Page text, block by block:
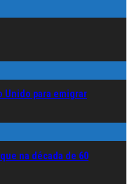
Unido para emigrar
na década de 60